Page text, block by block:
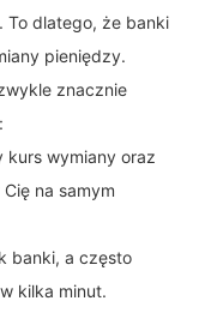
To dlatego, że banki
pieniędzy.
znacznie
kurs wymiany oraz
na samym
banki, a często
kilka minut.